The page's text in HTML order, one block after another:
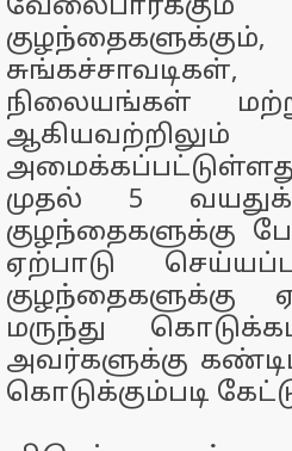
நிலையங்கள்
முதல் 5
குழந்தைகளுக்கு
ஏற்பாடு
மருந்து
அவர்களுக்கு
கொடுக்கும்படி